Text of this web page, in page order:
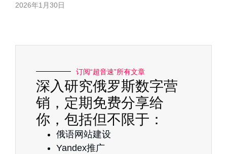
2026年1月30日
订阅“超音速”所有文章
深入研究俄罗斯数字营
销，定期免费分享给
你，包括但不限于：
俄语网站建设
Yandex推广